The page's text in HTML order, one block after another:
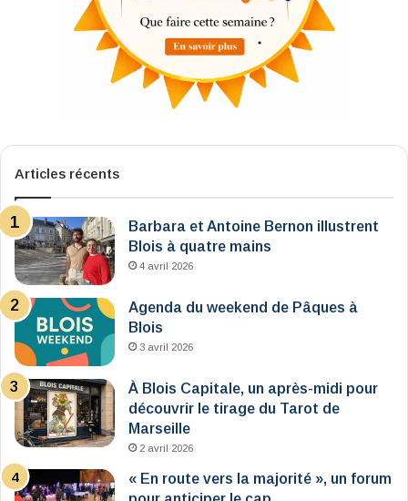
Articles récents
Barbara et Antoine Bernon illustrent
Blois à quatre mains
4 avril 2026
Agenda du weekend de Pâques à
Blois
3 avril 2026
À Blois Capitale, un après-midi pour
découvrir le tirage du Tarot de
Marseille
2 avril 2026
« En route vers la majorité », un forum